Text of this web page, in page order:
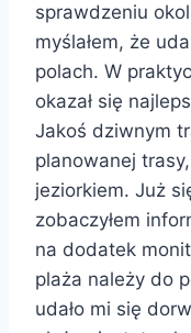
sprawdzeniu
myślałem, że
polach. W
okazał się
Jakoś dziwnym
planowanej
jeziorkiem. Już
zobaczyłem
na dodatek
plaża należy do
udało mi się